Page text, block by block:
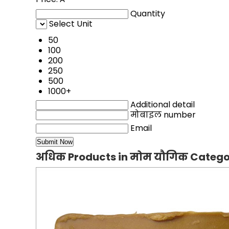
Quantity
Select Unit
50
100
200
250
500
1000+
Additional detail
मोबाइल number
Email
अधिक Products in मोम यौगिक